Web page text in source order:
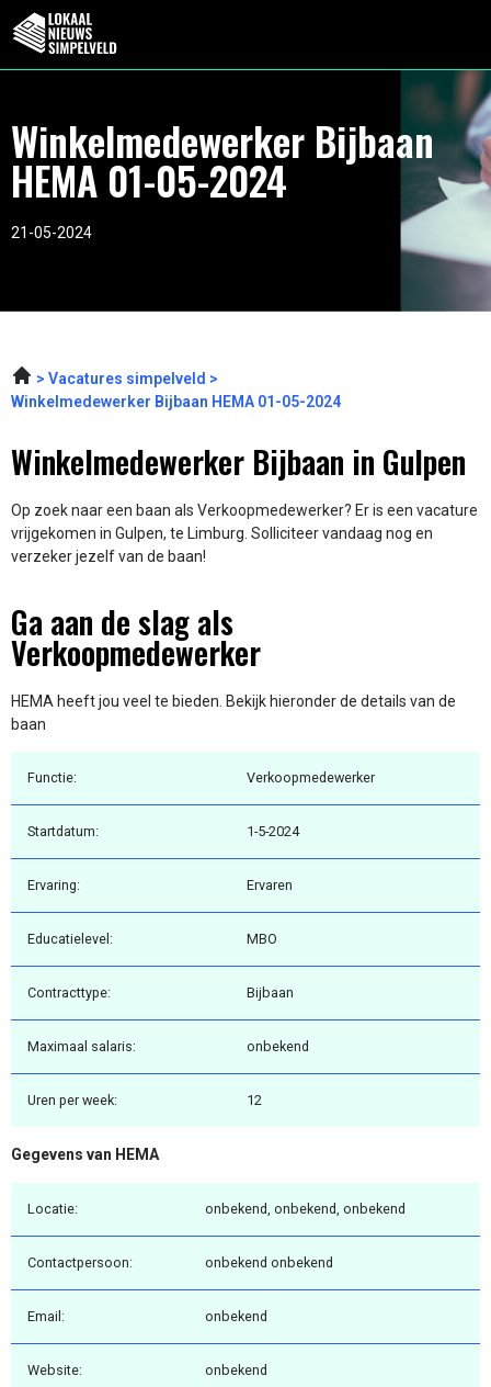
Winkelmedewerker Bijbaan
HEMA 01-05-2024
21-05-2024
Vacatures simpelveld
Winkelmedewerker Bijbaan HEMA 01-05-2024
Winkelmedewerker Bijbaan in Gulpen
Op zoek naar een baan als Verkoopmedewerker? Er is een vacature
vrijgekomen in Gulpen, te Limburg. Solliciteer vandaag nog en
verzeker jezelf van de baan!
Ga aan de slag als
Verkoopmedewerker
HEMA heeft jou veel te bieden. Bekijk hieronder de details van de
baan
Functie: Verkoopmedewerker
Startdatum: 1-5-2024
Ervaring: Ervaren
Educatielevel: MBO
Contracttype: Bijbaan
Maximaal salaris: onbekend
Uren per week: 12
Gegevens van HEMA
Locatie: onbekend, onbekend, onbekend
Contactpersoon: onbekend onbekend
Email: onbekend
Website: onbekend